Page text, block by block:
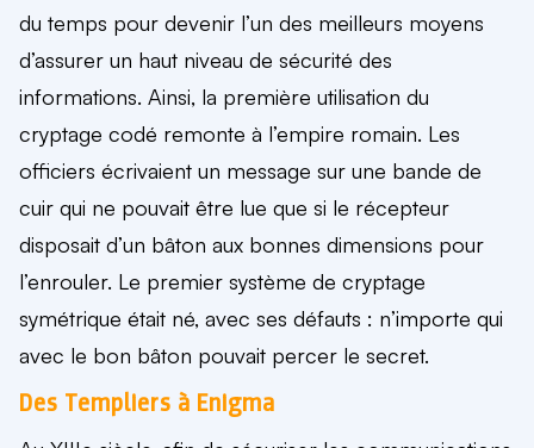
du temps pour devenir l’un des meilleurs moyens
d’assurer un haut niveau de sécurité des
informations. Ainsi, la première utilisation du
cryptage codé remonte à l’empire romain. Les
officiers écrivaient un message sur une bande de
cuir qui ne pouvait être lue que si le récepteur
disposait d’un bâton aux bonnes dimensions pour
l’enrouler. Le premier système de cryptage
symétrique était né, avec ses défauts : n’importe qui
avec le bon bâton pouvait percer le secret.
Des Templiers à Enigma